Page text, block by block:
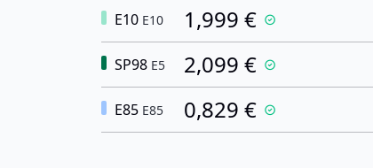
E10 E10 1,999 €
SP98 E5 2,099 €
E85 E85 0,829 €